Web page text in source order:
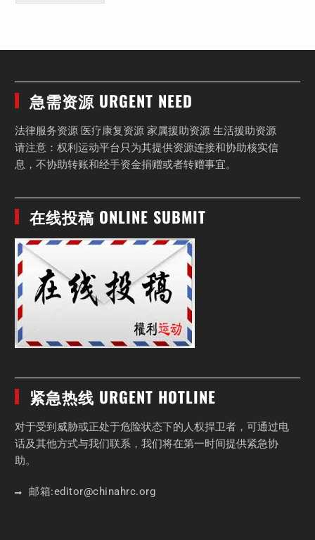
急需资源 URGENT NEED
法律服务资源 医疗康复资源 家属援助资源 生活援助资源
请注意：权利运动平台只为其提供资源连接和协助核实信
息，不协助转账和经手资金捐赠或者转赠事宜。
在线投稿 ONLINE SUBMIT
紧急热线 URGENT HOTLINE
对于受到威胁或正处于危险状态下的人权捍卫者，可通过电
话及其他方式与我们联系，我们将在第一时间提供紧急协
助。
邮箱:editor@chinahrc.org